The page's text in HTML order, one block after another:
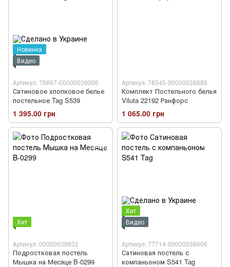
Новинка
Видео
Артикул: 78897-00000039006
Сатиновое хлопковое белье
постельное Tag S539
1 395.00 грн
Артикул: 78545-00000038886
Комплект Постельного белья
Viluta 22192 Ранфорс
1 065.00 грн
Хит
Артикул: 00000038832
Подростковая постель
Мышка на Месяце B-0299
Хит
Видео
Артикул: 77714-00000038606
Сатиновая постель с
компаньоном S541 Tag